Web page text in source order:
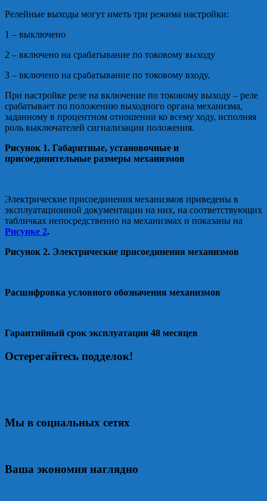
Релейные выходы могут иметь три режима настройки:
1 – выключено
2 – включено на срабатывание по токовому выходу
3 – включено на срабатывание по токовому входу.
При настройке реле на включение по токовому выходу – реле
срабатывает по положению выходного органа механизма,
заданному в процентном отношении ко всему ходу, исполняя
роль выключателей сигнализации положения.
Рисунок 1. Габаритные, установочные и
присоединительные размеры механизмов
Электрические присоединения механизмов приведены в
эксплуатационной документации на них, на соответствующих
табличках непосредственно на механизмах и показаны на
Рисунке 2.
Рисунок 2. Электрические присоединения механизмов
Расшифровка условного обозначения механизмов
Гарантийный срок эксплуатации 48 месяцев
Остерегайтесь подделок!
Мы в социальных сетях
Ваша экономия наглядно